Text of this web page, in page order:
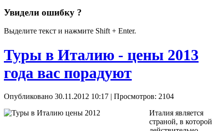
Увидели ошибку ?
Выделите текст и нажмите Shift + Enter.
Туры в Италию - цены 2013
года вас порадуют
Опубликовано 30.11.2012 10:17 | Просмотров: 2104
Италия является
страной, в которой